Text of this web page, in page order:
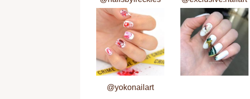
@yokonailart